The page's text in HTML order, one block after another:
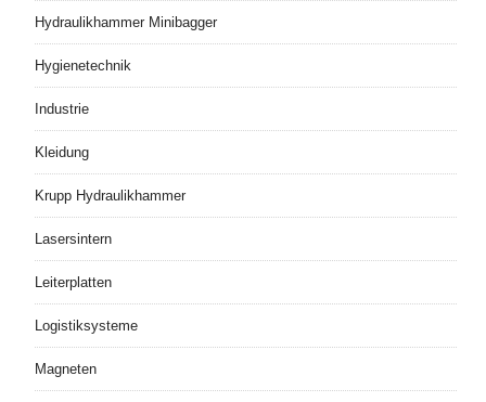
Hydraulikhammer Minibagger
Hygienetechnik
Industrie
Kleidung
Krupp Hydraulikhammer
Lasersintern
Leiterplatten
Logistiksysteme
Magneten